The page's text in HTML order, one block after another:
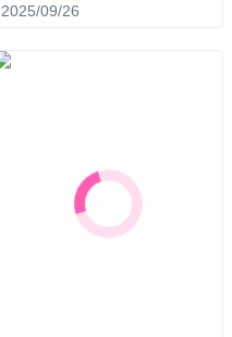
2025/09/26